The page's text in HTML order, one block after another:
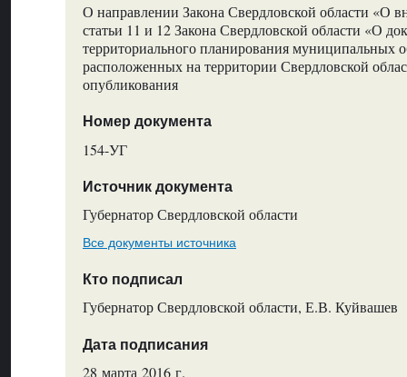
О направлении Закона Свердловской области «О
статьи 11 и 12 Закона Свердловской области «О
территориального планирования муниципальных
расположенных на территории Свердловской
опубликования
Номер документа
154-УГ
Источник документа
Губернатор Свердловской области
Все документы источника
Кто подписал
Губернатор Свердловской области, Е.В. Куйвашев
Дата подписания
28 марта 2016 г.